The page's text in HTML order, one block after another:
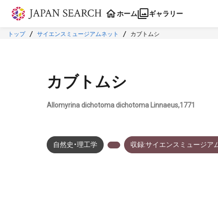
本文に飛ぶ
ホーム ギャラリー
トップ サイエンスミュージアムネット カブトムシ
カブトムシ
Allomyrina dichotoma dichotoma Linnaeus,1771
自然史・理工学 収録:サイエンスミュージア